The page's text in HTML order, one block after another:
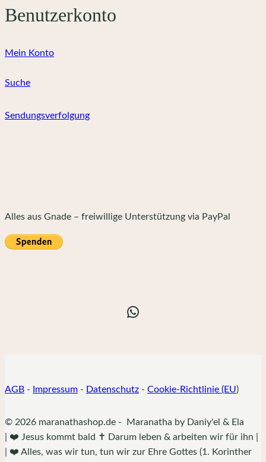
Benutzerkonto
Mein Konto
Suche
Sendungsverfolgung
Alles aus Gnade – freiwillige Unterstützung via PayPal
WhatsApp
AGB - Impressum - Datenschutz - Cookie-Richtlinie (EU)
© 2026 maranathashop.de - Maranatha by Daniy'el & Ela
| ❤️ Jesus kommt bald ✝️ Darum leben & arbeiten wir für ihn |
| ❤️ Alles, was wir tun, tun wir zur Ehre Gottes (1. Korinther